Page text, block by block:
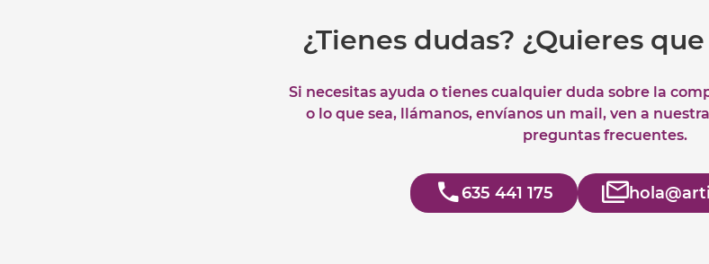
¿Tienes dudas? ¿Quieres
Si necesitas ayuda o tienes cualquier duda sobre la
o lo que sea, llámanos, envíanos un mail, ven a
preguntas frecuentes.
635 441 175